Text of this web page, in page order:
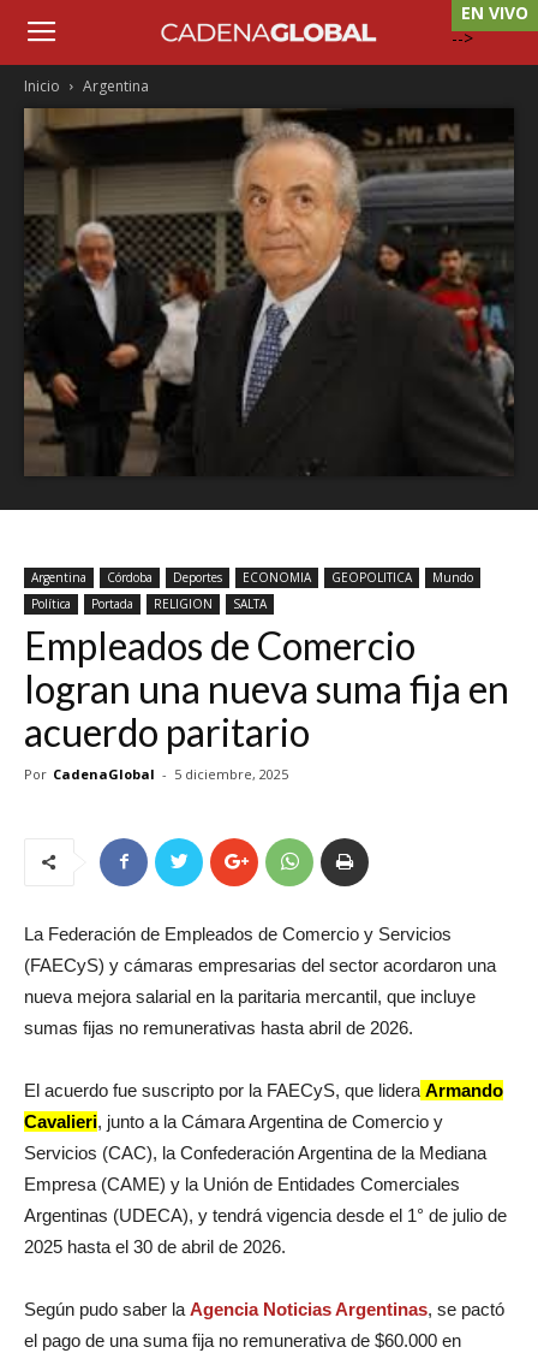
EN VIVO
-->
Inicio Argentina
Argentina Córdoba Deportes ECONOMIA GEOPOLITICA
Mundo
Política
Portada RELIGION SALTA
Empleados de Comercio
logran una nueva suma fija en
acuerdo paritario
Por CadenaGlobal - 5 diciembre, 2025
La Federación de Empleados de Comercio y Servicios
(FAECyS) y cámaras empresarias del sector acordaron una
nueva mejora salarial en la paritaria mercantil, que incluye
sumas fijas no remunerativas hasta abril de 2026.
El acuerdo fue suscripto por la FAECyS, que lidera Armando
Cavalieri, junto a la Cámara Argentina de Comercio y
Servicios (CAC), la Confederación Argentina de la Mediana
Empresa (CAME) y la Unión de Entidades Comerciales
Argentinas (UDECA), y tendrá vigencia desde el 1° de julio de
2025 hasta el 30 de abril de 2026.
Según pudo saber la Agencia Noticias Argentinas, se pactó
el pago de una suma fija no remunerativa de $60.000 en